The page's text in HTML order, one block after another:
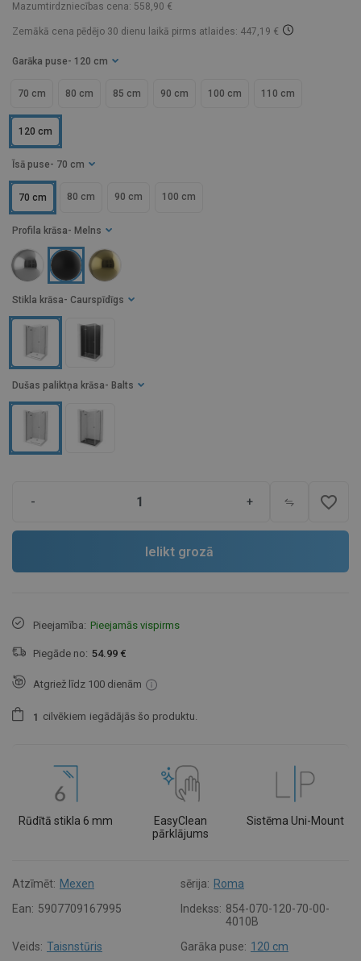
Mazumtirdzniecības cena: 558,90 €
Zemākā cena pēdējo 30 dienu laikā pirms atlaides: 447,19 €
Garāka puse - 120 cm
70 cm 80 cm 85 cm 90 cm 100 cm 110 cm
120 cm
Īsā puse - 70 cm
70 cm 80 cm 90 cm 100 cm
Stikla krāsa - Caurspīdīgs
Profila krāsa - Melns
Dušas paliktņa krāsa - Balts
- + favorite_border
Ielikt grozā
Pieejamība: Pieejamās vispirms
Piegāde no: 54.99 €
Atgriež līdz 100 dienām
1 cilvēkiem iegādājās šo produktu.
Rūdītā stikla 6 mm
EasyClean
pārklājums
Sistēma Uni-Mount
Atzīmēt: Mexen sērija: Roma
Ean: 5907709167995 Indekss: 854-070-120-70-00-
4010B
Veids: Taisnstūris Garāka puse: 120 cm